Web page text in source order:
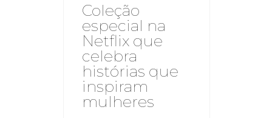
Coleção
especial na
Netflix que
celebra
histórias que
inspiram
mulheres